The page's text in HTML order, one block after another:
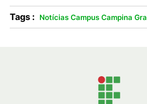
Tags : Notícias Campus Campina